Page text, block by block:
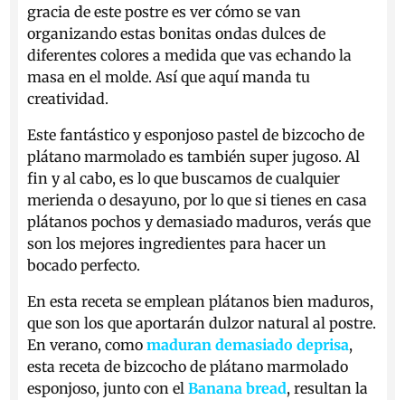
gracia de este postre es ver cómo se van
organizando estas bonitas ondas dulces de
diferentes colores a medida que vas echando la
masa en el molde. Así que aquí manda tu
creatividad.
Este fantástico y esponjoso pastel de bizcocho de
plátano marmolado es también super jugoso. Al
fin y al cabo, es lo que buscamos de cualquier
merienda o desayuno, por lo que si tienes en casa
plátanos pochos y demasiado maduros, verás que
son los mejores ingredientes para hacer un
bocado perfecto.
En esta receta se emplean plátanos bien maduros,
que son los que aportarán dulzor natural al postre.
En verano, comomaduran demasiado deprisa,
esta receta de bizcocho de plátano marmolado
esponjoso, junto con elBanana bread, resultan la